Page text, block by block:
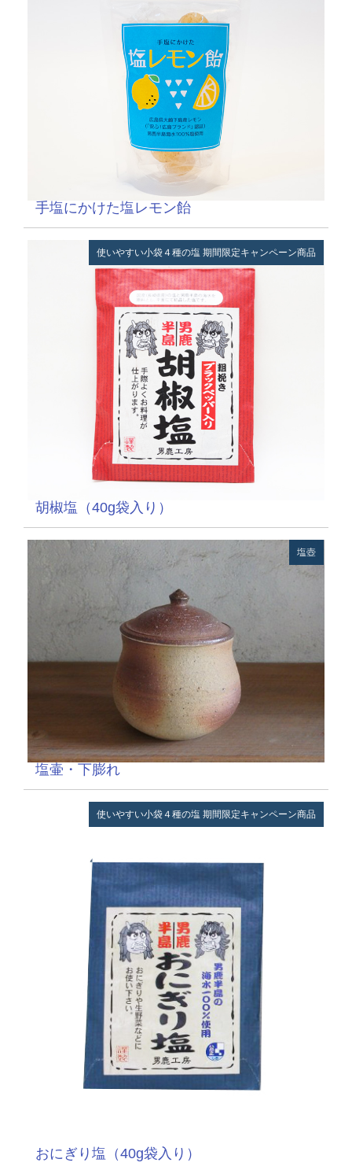
手塩にかけた塩レモン飴
使いやすい小袋４種の塩 期間限定キャンペーン商品
胡椒塩（40g袋入り）
塩壺
塩壷・下膨れ
使いやすい小袋４種の塩 期間限定キャンペーン商品
おにぎり塩（40g袋入り）